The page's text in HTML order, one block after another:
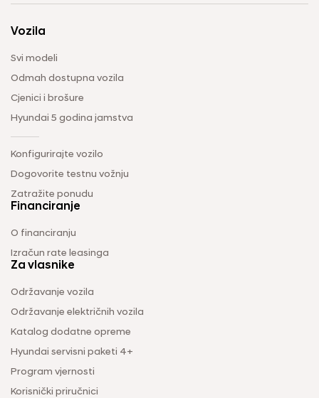
Vozila
Svi modeli
Odmah dostupna vozila
Cjenici i brošure
Hyundai 5 godina jamstva
Konfigurirajte vozilo
Dogovorite testnu vožnju
Zatražite ponudu
Financiranje
O financiranju
Izračun rate leasinga
Za vlasnike
Održavanje vozila
Održavanje električnih vozila
Katalog dodatne opreme
Hyundai servisni paketi 4+
Program vjernosti
Korisnički priručnici